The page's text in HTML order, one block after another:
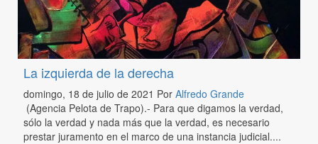
La izquierda de la derecha
domingo, 18 de julio de 2021 Por Alfredo Grande
(Agencia Pelota de Trapo).- Para que digamos la verdad,
sólo la verdad y nada más que la verdad, es necesario
prestar juramento en el marco de una instancia judicial....